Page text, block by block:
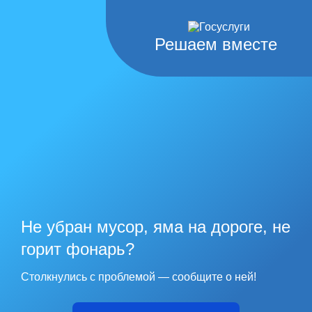
Решаем вместе
Не убран мусор, яма на дороге, не
горит фонарь?
Столкнулись с проблемой — сообщите о ней!